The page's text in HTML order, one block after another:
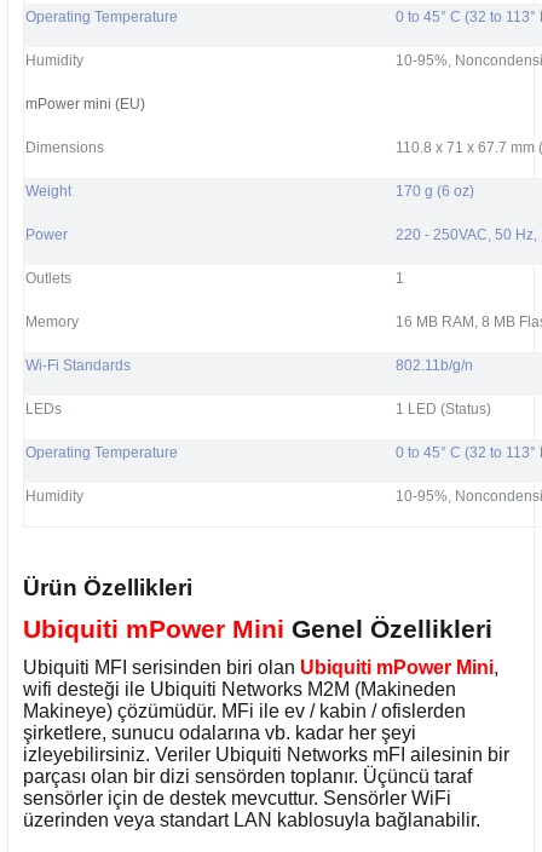
Operating Temperature 0 to 45° C (32 to 113°
Humidity 10-95%,
mPower mini (EU)
Dimensions 110.8 x 71 x 67.7 mm
Weight 170 g (6 oz)
Power 220 - 250VAC, 50 Hz,
Outlets 1
Memory 16 MB RAM, 8 MB
Wi-Fi Standards 802.11b/g/n
LEDs 1 LED (Status)
Operating Temperature 0 to 45° C (32 to 113°
Humidity 10-95%,
Ürün Özellikleri
Ubiquiti mPower Mini Genel Özellikleri
Ubiquiti MFI serisinden biri olan Ubiquiti mPower Mini,
wifi desteği ile Ubiquiti Networks M2M (Makineden
Makineye) çözümüdür. MFi ile ev / kabin / ofislerden
şirketlere, sunucu odalarına vb. kadar her şeyi
izleyebilirsiniz. Veriler Ubiquiti Networks mFI ailesinin bir
parçası olan bir dizi sensörden toplanır. Üçüncü taraf
sensörler için de destek mevcuttur. Sensörler WiFi
üzerinden veya standart LAN kablosuyla bağlanabilir.